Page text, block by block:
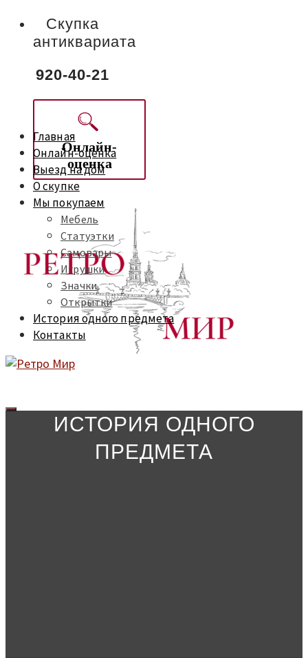
Скупка
антиквариата
920-40-21
Онлайн-
оценка
Главная
Онлайн-оценка
Выезд на дом
О скупке
Мы покупаем
Мебель
Статуэтки
Самовары
Игрушки
Значки
Открытки
История одного предмета
Контакты
ИСТОРИЯ ОДНОГО
ПРЕДМЕТА